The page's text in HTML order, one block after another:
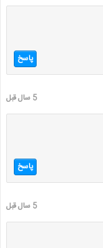
پاسخ
5 سال قبل
پاسخ
5 سال قبل